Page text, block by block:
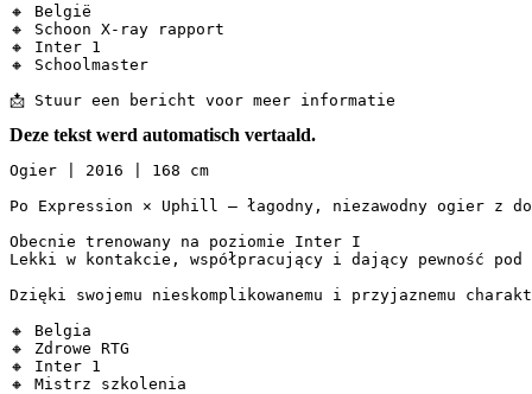
🔸 België
🔸 Schoon X-ray rapport
🔸 Inter 1
🔸 Schoolmaster
📩 Stuur een bericht voor meer informatie
Deze tekst werd automatisch vertaald.
Ogier | 2016 | 168 cm
Po Expression × Uphill — łagodny, niezawodny ogier z
Obecnie trenowany na poziomie Inter I
Lekki w kontakcie, współpracujący i dający pewność
Dzięki swojemu nieskomplikowanemu i przyjaznemu
🔸 Belgia
🔸 Zdrowe RTG
🔸 Inter 1
🔸 Mistrz szkolenia